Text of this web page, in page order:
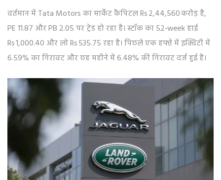
वर्तमान में Tata Motors का मार्केट कैपिटल Rs 2,44,560 करोड़ है,
PE 11.87 और PB 2.05 पर ट्रेड हो रहा है। स्टॉक का 52‑week हाई
Rs 1,000.40 और लो Rs 535.75 रहा है। पिछले एक हफ्ते में इक्विटी में
6.59% का गिरावट और छह महीने में 6.48% की गिरावट दर्ज हुई है।